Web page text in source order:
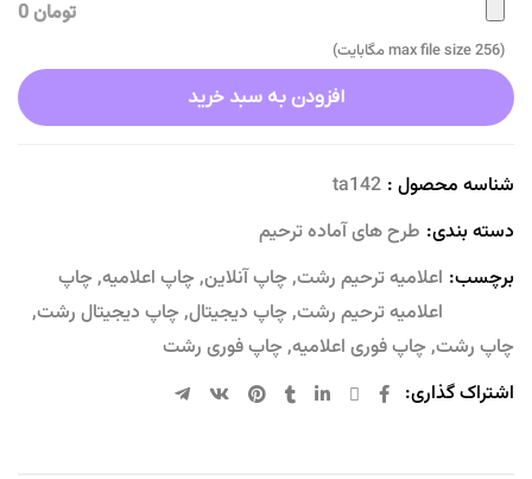
تومان 0
(max file size 256 مگابایت)
افزودن به سبد خرید
شناسه محصول : ta142
دسته بندی: طرح های آماده ترحیم
برچسب: اعلامیه ترحیم رشت,چاپ آنلاین,چاپ اعلامیه,چاپ
اعلامیه ترحیم رشت,چاپ دیجیتال,چاپ دیجیتال رشت,
چاپ رشت,چاپ فوری اعلامیه,چاپ فوری رشت
اشتراک گذاری: